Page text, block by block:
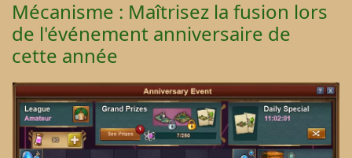
Mécanisme : Maîtrisez la fusion lors
de l'événement anniversaire de
cette année